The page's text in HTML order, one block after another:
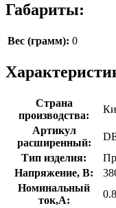
Габариты:
Вес (грамм): 0
Страна
производства:
Артикул
расширенный:
Тип изделия:
Напряжение, В:
Номинальный
ток,А:
0.8